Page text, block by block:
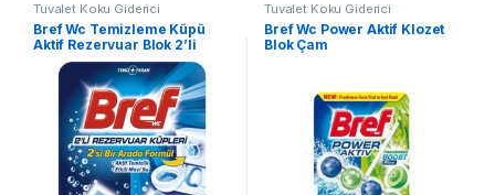
Tuvalet Koku Giderici
Bref Wc Temizleme Küpü
Aktif Rezervuar Blok 2’li
Paket
Tuvalet Koku Giderici
Bref Wc Power Aktif Klozet
Blok Çam